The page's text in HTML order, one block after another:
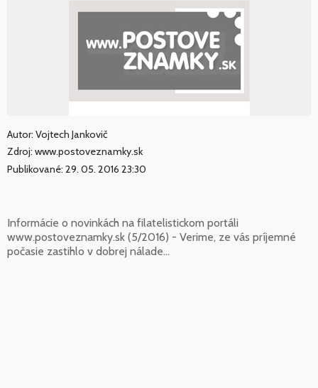
Autor: Vojtech Jankovič
Zdroj: www.postoveznamky.sk
Publikované: 29. 05. 2016 23:30
Informácie o novinkách na filatelistickom portáli
www.postoveznamky.sk (5/2016) - Verime, ze vás príjemné
počasie zastihlo v dobrej nálade...